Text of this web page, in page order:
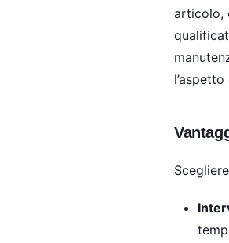
articolo,